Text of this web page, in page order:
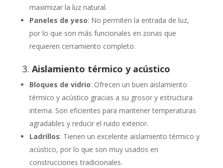
maximizar la luz natural.
Paneles de yeso: No permiten la entrada de luz,
por lo que son más funcionales en zonas que
requieren cerramiento completo.
3. Aislamiento térmico y acústico
Bloques de vidrio: Ofrecen un buen aislamiento
térmico y acústico gracias a su grosor y estructura
interna. Son eficientes para mantener temperaturas
agradables y reducir el ruido exterior.
Ladrillos: Tienen un excelente aislamiento térmico y
acústico, por lo que son muy usados en
construcciones tradicionales.